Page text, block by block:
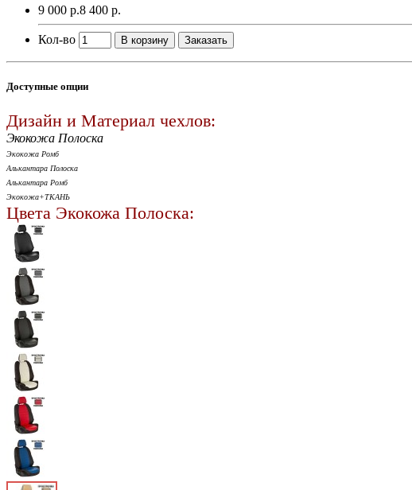
9 000 р.8 400 р.
Кол-во В корзину Заказать
Доступные опции
Дизайн и Материал чехлов:
Экокожа Полоска
Экокожа Ромб
Алькантара Полоска
Алькантара Ромб
Экокожа+ТКАНЬ
Цвета Экокожа Полоска: